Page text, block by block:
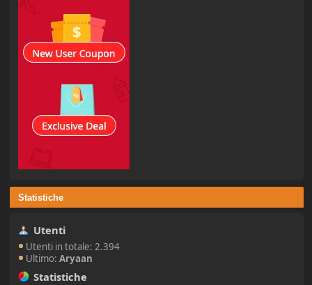
Statistiche
Utenti
Utenti in totale: 2.394
Ultimo:Aryaan
Statistiche